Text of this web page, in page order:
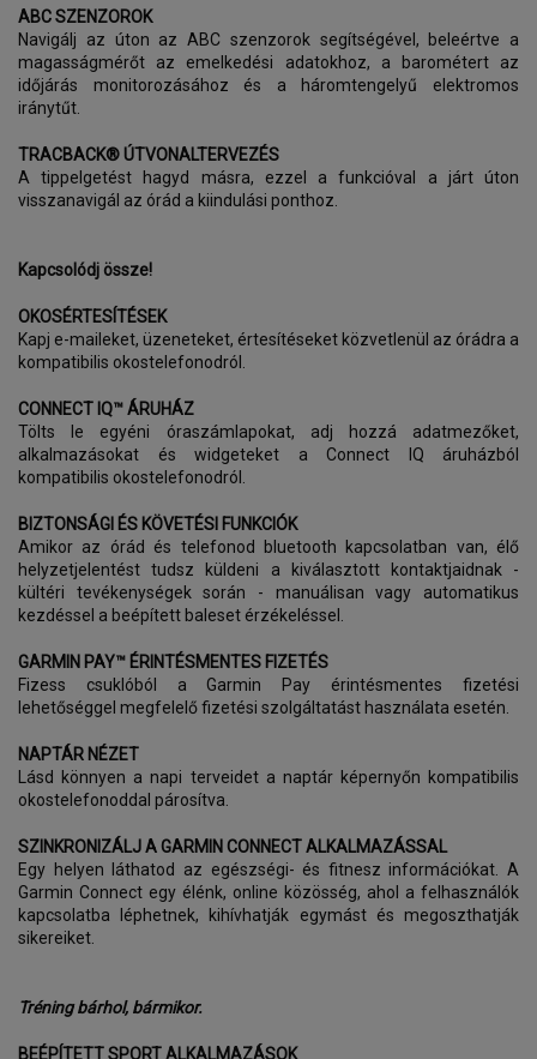
ABC SZENZOROK
Navigálj az úton az ABC szenzorok segítségével, beleértve a
magasságmérőt az emelkedési adatokhoz, a barométert az
időjárás monitorozásához és a háromtengelyű elektromos
iránytűt.
TRACBACK® ÚTVONALTERVEZÉS
A tippelgetést hagyd másra, ezzel a funkcióval a járt úton
visszanavigál az órád a kiindulási ponthoz.
Kapcsolódj össze!
OKOSÉRTESÍTÉSEK
Kapj e-maileket, üzeneteket, értesítéseket közvetlenül az órádra a
kompatibilis okostelefonodról.
CONNECT IQ™ ÁRUHÁZ
Tölts le egyéni óraszámlapokat, adj hozzá adatmezőket,
alkalmazásokat és widgeteket a Connect IQ áruházból
kompatibilis okostelefonodról.
BIZTONSÁGI ÉS KÖVETÉSI FUNKCIÓK
Amikor az órád és telefonod bluetooth kapcsolatban van, élő
helyzetjelentést tudsz küldeni a kiválasztott kontaktjaidnak -
kültéri tevékenységek során - manuálisan vagy automatikus
kezdéssel a beépített baleset érzékeléssel.
GARMIN PAY™ ÉRINTÉSMENTES FIZETÉS
Fizess csuklóból a Garmin Pay érintésmentes fizetési
lehetőséggel megfelelő fizetési szolgáltatást használata esetén.
NAPTÁR NÉZET
Lásd könnyen a napi terveidet a naptár képernyőn kompatibilis
okostelefonoddal párosítva.
SZINKRONIZÁLJ A GARMIN CONNECT ALKALMAZÁSSAL
Egy helyen láthatod az egészségi- és fitnesz információkat. A
Garmin Connect egy élénk, online közösség, ahol a felhasználók
kapcsolatba léphetnek, kihívhatják egymást és megoszthatják
sikereiket.
Tréning bárhol, bármikor.
BEÉPÍTETT SPORT ALKALMAZÁSOK